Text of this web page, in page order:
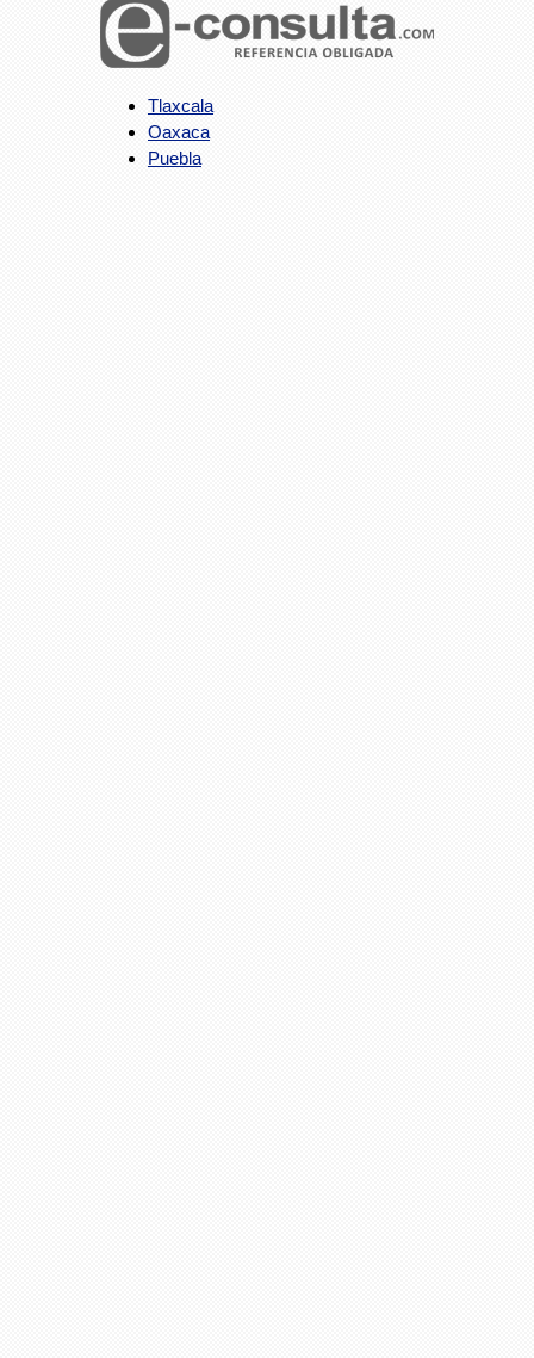
Tlaxcala
Oaxaca
Puebla